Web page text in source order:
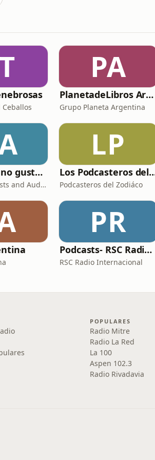
Ceballos
PA
PlanetadeLibros Argentina - Podcast
Grupo Planeta Argentina
Atrévete a no gustar [AUDIOLIBRO COMPLETO]
Rustic | Podcasts and Audiobooks
LP
Los
Podcasteros del Zodiáco
PR
Podcasts- RSC Radio Internacional
RSC Radio Internacional
POPULARES
Radio Mitre
Radio La Red
La 100
Aspen 102.3
Radio Rivadavia